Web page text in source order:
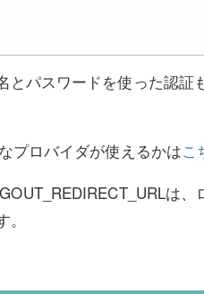
とパスワードを使った認証
プロバイダが使えるかはこ
は